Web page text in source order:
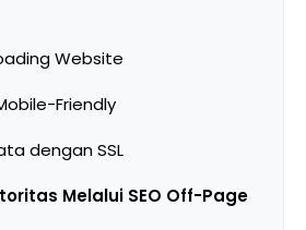
Website
Friendly
dengan SSL
Melalui SEO Off-Page